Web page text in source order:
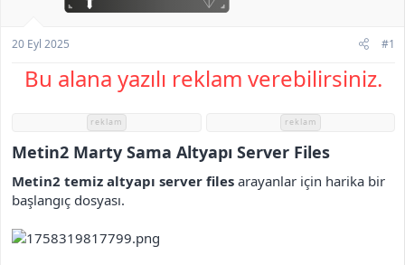
i
20 Eyl 2025 #1
Bu alana yazılı reklam verebilirsiniz.
reklam reklam
Metin2 Marty Sama Altyapı Server Files​
Metin2 temiz altyapı server files arayanlar için harika bir
başlangıç dosyası.